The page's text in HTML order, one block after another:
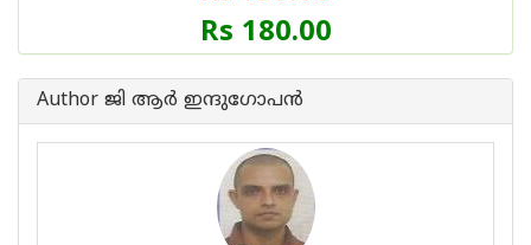
Rs 180.00
Author ജി ആര്‍ ഇന്ദുഗോപന്‍